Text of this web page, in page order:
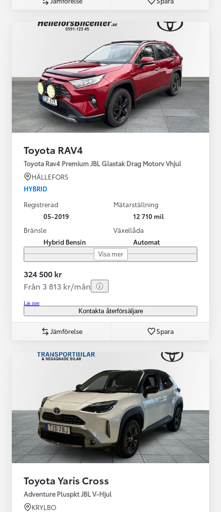
Toyota RAV4
Toyota Rav4 Premium JBL Glastak Drag Motorv Vhjul
HÄLLEFORS
HYBRID
Registrerad
05-2019
Mätarställning
12 710 mil
Bränsle
Hybrid Bensin
Växellåda
Automat
Visa mer
324 500 kr
Från 3 813 kr/mån
Läs mer
Kontakta återförsäljare
Jämförelse Spara
Toyota Yaris Cross
Adventure Pluspkt JBL V-Hjul
KRYLBO